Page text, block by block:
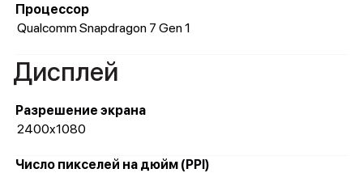
Процессор
Qualcomm Snapdragon 7 Gen 1
Дисплей
Разрешение экрана
2400x1080
Число пикселей на дюйм (PPI)